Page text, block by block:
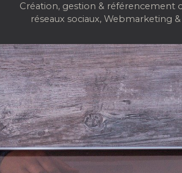
Création, gestion & référencement
réseaux sociaux, Webmarketing